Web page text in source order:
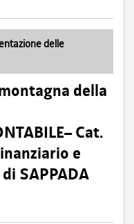
delle
della
Cat.
e
SAPPADA